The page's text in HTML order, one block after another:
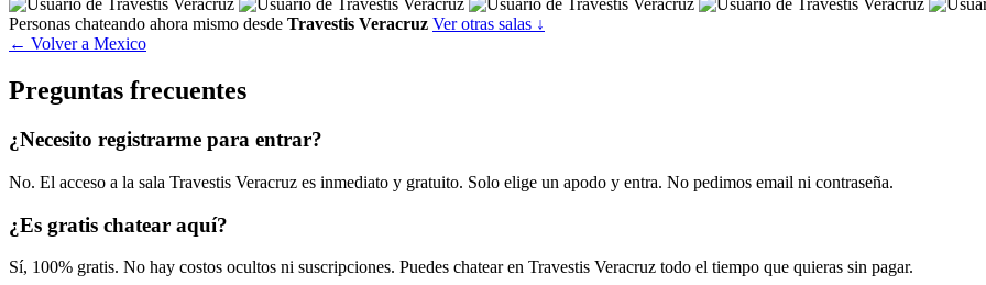
Personas chateando ahora mismo desde Travestis Veracruz Ver otras salas ↓
← Volver a Mexico
Preguntas frecuentes
¿Necesito registrarme para entrar?
No. El acceso a la sala Travestis Veracruz es inmediato y gratuito. Solo elige un apodo y entra. No pedimos email ni contraseña.
¿Es gratis chatear aquí?
Sí, 100% gratis. No hay costos ocultos ni suscripciones. Puedes chatear en Travestis Veracruz todo el tiempo que quieras sin pagar.